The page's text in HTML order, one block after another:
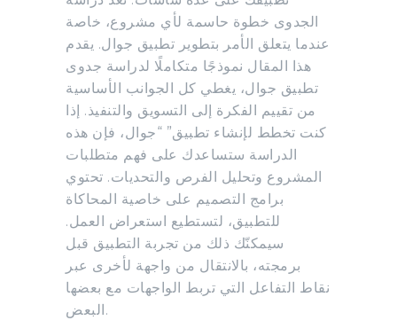
الجدوى خطوة حاسمة لأي مشروع، خاصة
عندما يتعلق الأمر بتطوير تطبيق جوال. يقدم
هذا المقال نموذجًا متكاملًا لدراسة جدوى
تطبيق جوال، يغطي كل الجوانب الأساسية
من تقييم الفكرة إلى التسويق والتنفيذ. إذا
كنت تخطط لإنشاء تطبيق” “جوال، فإن هذه
الدراسة ستساعدك على فهم متطلبات
المشروع وتحليل الفرص والتحديات. تحتوي
برامج التصميم على خاصية المحاكاة
للتطبيق، لتستطيع استعراض العمل.
سيمكنّك ذلك من تجربة التطبيق قبل
برمجته، بالانتقال من واجهة لأخرى عبر
نقاط التفاعل التي تربط الواجهات مع بعضها
البعض.